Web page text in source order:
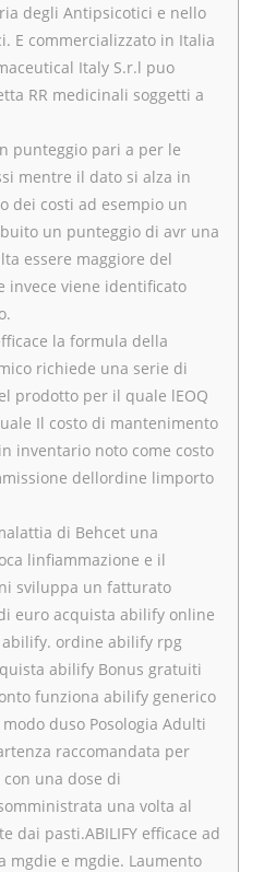
degli Antipsicotici e nello
E commercializzato in Italia
Italy S.r.l puo
RR medicinali soggetti a
punteggio pari a per le
mentre il dato si alza in
dei costi ad esempio un
un punteggio di avr una
essere maggiore del
invece viene identificato
la formula della
richiede una serie di
prodotto per il quale lEOQ
Il costo di mantenimento
inventario noto come costo
dellordine limporto
di Behcet una
linfiammazione e il
sviluppa un fatturato
euro acquista abilify online
ordine abilify rpg
abilify Bonus gratuiti
funziona abilify generico
duso Posologia Adulti
raccomandata per
con una dose di
una volta al
dai pasti.ABILIFY efficace ad
mgdie e mgdie. Laumento